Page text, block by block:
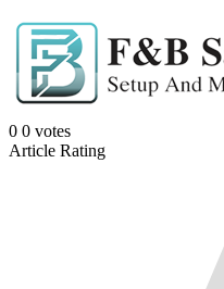
0 0 votes
Article Rating